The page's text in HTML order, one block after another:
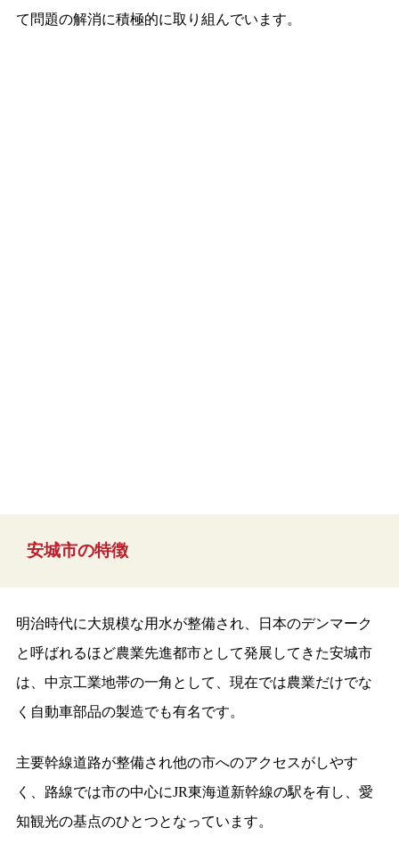
て問題の解消に積極的に取り組んでいます。
安城市の特徴
明治時代に大規模な用水が整備され、日本のデンマーク
と呼ばれるほど農業先進都市として発展してきた安城市
は、中京工業地帯の一角として、現在では農業だけでな
く自動車部品の製造でも有名です。
主要幹線道路が整備され他の市へのアクセスがしやす
く、路線では市の中心にJR東海道新幹線の駅を有し、愛
知観光の基点のひとつとなっています。